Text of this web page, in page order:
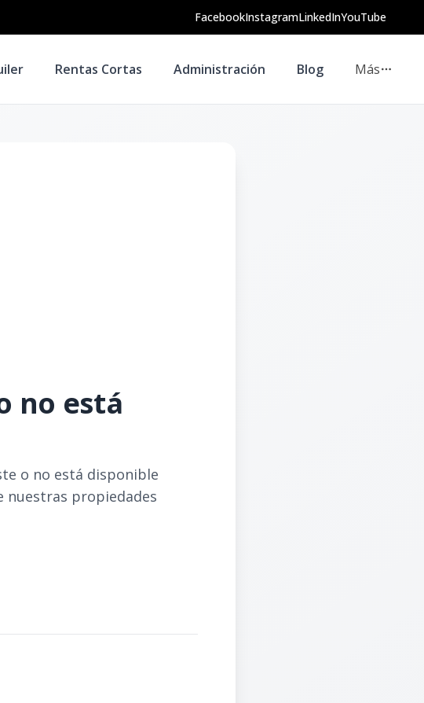
FacebookInstagramLinkedInYouTube
Rentas Cortas Administración Blog Más
no está
o no está disponible
nuestras propiedades